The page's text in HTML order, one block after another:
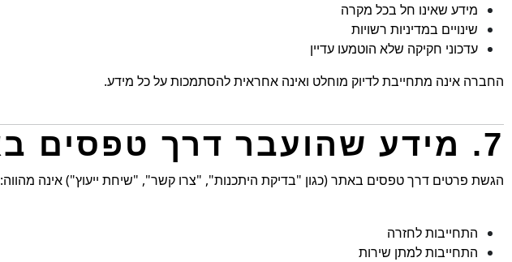
מידע שאינו חל בכל מקרה
שינויים במדיניות רשויות
עדכוני חקיקה שלא הוטמעו עדיין
החברה אינה מתחייבת לדיוק מוחלט ואינה אחראית להסתמכות על כל מידע.
7. מידע שהועבר דרך טפסים באתר
הגשת פרטים דרך טפסים באתר (כגון "בדיקת היתכנות", "צרו קשר", "שיחת ייעוץ") אינה מהווה:
התחייבות לחזרה
התחייבות למתן שירות